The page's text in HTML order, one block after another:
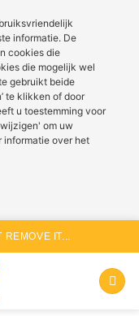
IT...
informatie. De
cookies die
die mogelijk wel
gebruikt beide
te klikken of door
u toestemming voor
om uw
informatie over het